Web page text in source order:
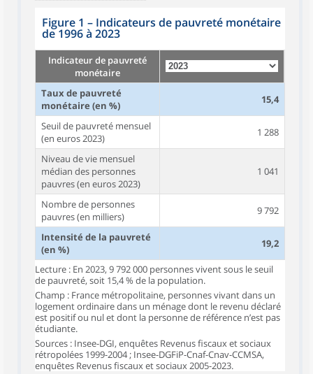
Figure 1 – Indicateurs de pauvreté monétaire
de 1996 à 2023
Indicateur de pauvreté
monétaire
Taux de pauvreté
monétaire (en %)
15,4
Seuil de pauvreté mensuel
(en euros 2023)
1 288
Niveau de vie mensuel
médian des personnes
pauvres (en euros 2023)
1 041
Nombre de personnes
pauvres (en milliers)
9 792
Intensité de la pauvreté
(en %)
19,2
Lecture : En 2023, 9 792 000 personnes vivent sous le seuil
de pauvreté, soit 15,4 % de la population.
Champ : France métropolitaine, personnes vivant dans un
logement ordinaire dans un ménage dont le revenu déclaré
est positif ou nul et dont la personne de référence n’est pas
étudiante.
Sources : Insee-DGI, enquêtes Revenus fiscaux et sociaux
rétropolées 1999-2004 ; Insee-DGFiP-Cnaf-Cnav-CCMSA,
enquêtes Revenus fiscaux et sociaux 2005-2023.